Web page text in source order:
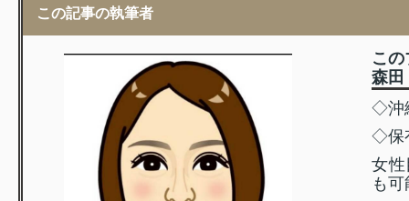
この記事の執筆者
こ
森田
◇沖
◇保
女性
も